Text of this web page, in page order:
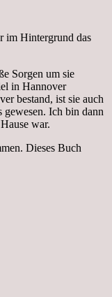
im Hintergrund das
Sorgen um sie
in Hannover
bestand, ist sie auch
gewesen. Ich bin dann
war.
Dieses Buch